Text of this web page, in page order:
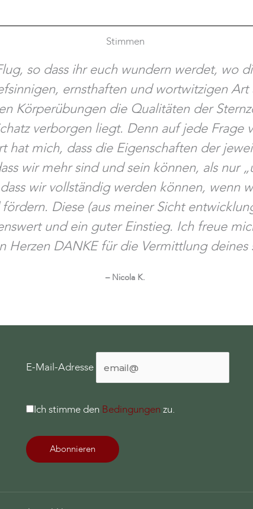
Stimmen
so dass ihr euch wundern werdet, wo
ernsthaften und wortwitzigen
Körperübungen die Qualitäten der
verborgen liegt. Denn auf jede Frage
hat mich, dass die Eigenschaften der
wir mehr sind und sein können, als nur
wir vollständig werden können, wenn
Diese (aus meiner Sicht
und ein guter Einstieg. Ich freue
Herzen DANKE für die Vermittlung
– Nicola K.
E-Mail-Adresse
Ich stimme den Bedingungen zu.